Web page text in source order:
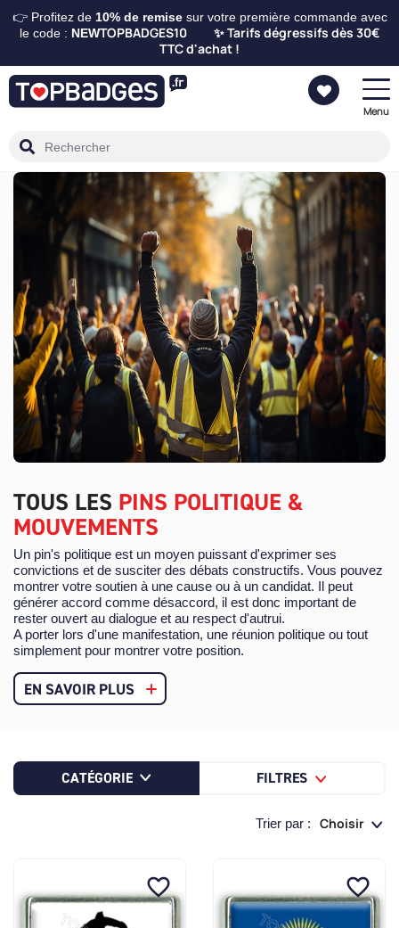
👉 Profitez de 10% de remisesur votre première commande avec
le code : NEWTOPBADGES10 ✨ Tarifs dégressifs dès 30€
TTC d'achat !
Menu
TOUS LES PINS POLITIQUE &
MOUVEMENTS
Un pin's politique est un moyen puissant d'exprimer ses
convictions et de susciter des débats constructifs. Vous pouvez
montrer votre soutien à une cause ou à un candidat. Il peut
générer accord comme désaccord, il est donc important de
rester ouvert au dialogue et au respect d'autrui.
A porter lors d'une manifestation, une réunion politique ou tout
simplement pour montrer votre position.
EN SAVOIR PLUS
CATÉGORIE FILTRES
Trier par : Choisir
favorite_border favorite_border